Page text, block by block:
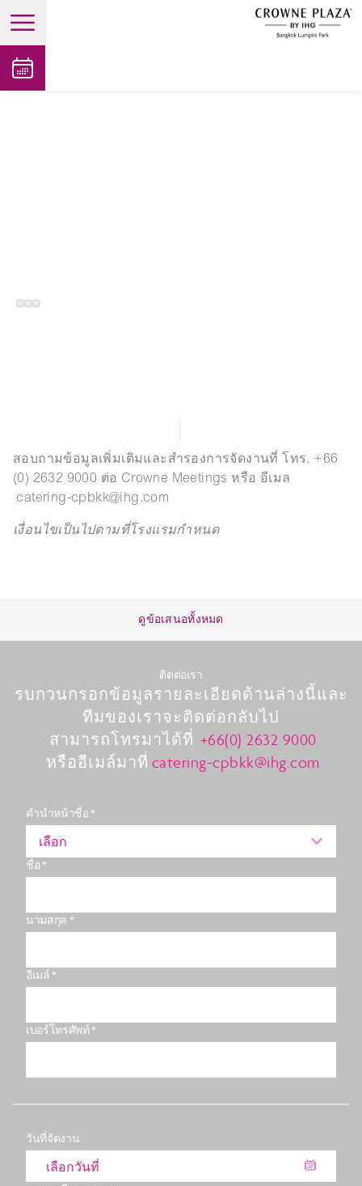
open main menu
สอบถามข้อมูลเพิ่มเติมและสำรองการจัดงานที่ โทร. +66
(0) 2632 9000 ต่อ Crowne Meetings หรือ อีเมล
catering-cpbkk@ihg.com
เงื่อนไขเป็นไปตามที่โรงแรมกำหนด
ดูข้อเสนอทั้งหมด
ติตต่อเรา
รบกวนกรอกข้อมูลรายละเอียดด้านล่างนี้และ
ทีมของเราจะติดต่อกลับไป
สามารถโทรมาได้ที่ +66(0) 2632 9000
หรืออีเมล์มาที่ catering-cpbkk@ihg.com
คำนำหน้าชื่อ *
เลือก
ชื่อ *
นามสกุล *
อีเมล์ *
เบอร์โทรศัพท์ *
วันที่จัดงาน